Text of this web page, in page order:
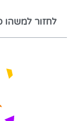
קליפ
לחזור למשהו